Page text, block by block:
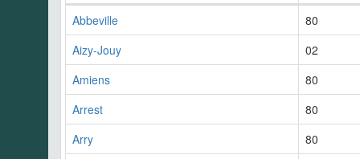
Abbeville
80
Aizy-Jouy
02
Amiens
80
Arrest
80
Arry
80